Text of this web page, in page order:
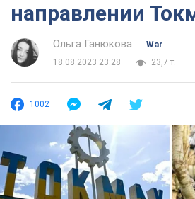
направлении
Ольга Ганюкова
War
18.08.2023 23:28
23,7 т.
1002